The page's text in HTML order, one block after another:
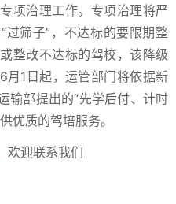
项治理工作。专项治理将严
过筛子”，不达标的要限期整
整改不达标的驾校，该降级
月1日起，运管部门将依据新
输部提出的“先学后付、计时
优质的驾培服务。
欢迎联系我们